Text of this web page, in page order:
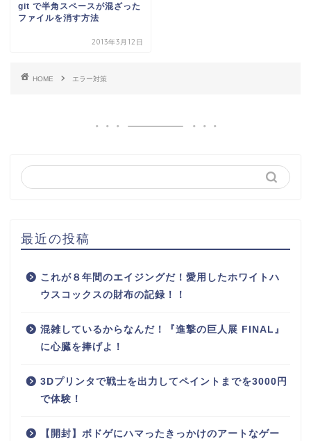
git で半角スペースが混ざった
ファイルを消す方法
2013年3月12日
HOME エラー対策
最近の投稿
これが８年間のエイジングだ！愛用したホワイトハ
ウスコックスの財布の記録！！
混雑しているからなんだ！『進撃の巨人展 FINAL』
に心臓を捧げよ！
3Dプリンタで戦士を出力してペイントまでを3000円
で体験！
【開封】ボドゲにハマったきっかけのアートなゲー